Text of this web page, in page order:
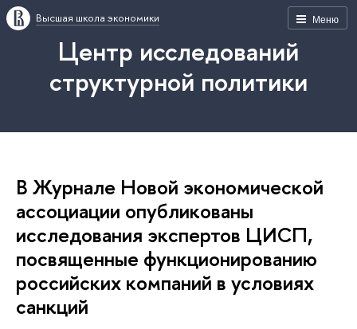
Меню
Высшая школа экономики
Центр исследований
структурной политики
В Журнале Новой экономической
ассоциации опубликованы
исследования экспертов ЦИСП,
посвященные функционированию
российских компаний в условиях
санкций